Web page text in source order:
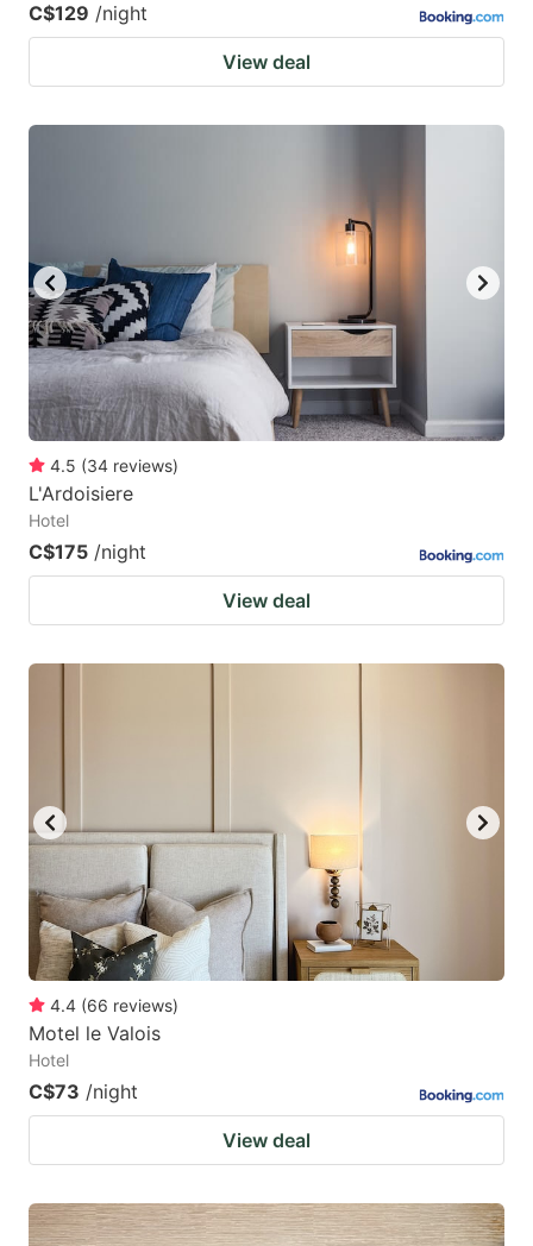
C$129 /night
View deal
4.5 (34 reviews)
L'Ardoisiere
Hotel
C$175 /night
View deal
4.4 (66 reviews)
Motel le Valois
Hotel
C$73 /night
View deal